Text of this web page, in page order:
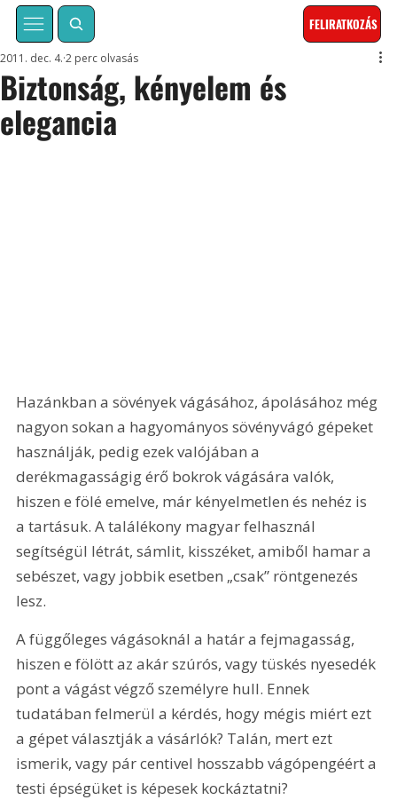
FELIRATKOZÁS
Biztonság, kényelem és
elegancia
2011. dec. 4. 2 perc olvasás
Hazánkban a sövények vágásához, ápolásához még
nagyon sokan a hagyományos sövényvágó gépeket
használják, pedig ezek valójában a
derékmagasságig érő bokrok vágására valók,
hiszen e fölé emelve, már kényelmetlen és nehéz is
a tartásuk. A találékony magyar felhasznál
segítségül létrát, sámlit, kisszéket, amiből hamar a
sebészet, vagy jobbik esetben „csak” röntgenezés
lesz.
A függőleges vágásoknál a határ a fejmagasság,
hiszen e fölött az akár szúrós, vagy tüskés nyesedék
pont a vágást végző személyre hull. Ennek
tudatában felmerül a kérdés, hogy mégis miért ezt
a gépet választják a vásárlók? Talán, mert ezt
ismerik, vagy pár centivel hosszabb vágópengéért a
testi épségüket is képesek kockáztatni?